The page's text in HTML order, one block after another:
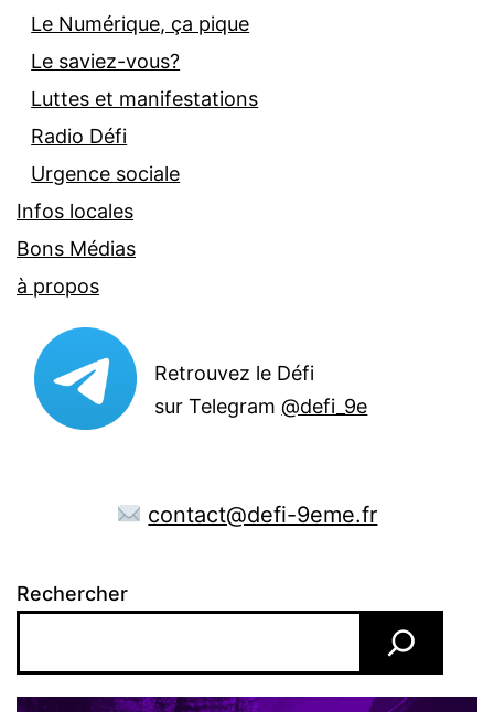
Le Numérique, ça pique
Le saviez-vous?
Luttes et manifestations
Radio Défi
Urgence sociale
Infos locales
Bons Médias
à propos
Retrouvez le Défi
sur Telegram@defi_9e
contact@defi-9eme.fr
Rechercher